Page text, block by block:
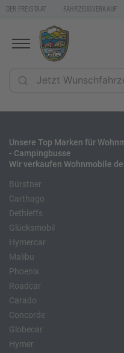
DER FREISTAAT FAHRZEUGVERKAUF
Unsere Top Marken für
- Campingbusse
Wir verkaufen Wohnmobile
Bürstner
Carthago
Dethleffs
Glücksmobil
Hymercar
Malibu
Phoenix
Roadcar
Carado
Concorde
Globecar
Hymer